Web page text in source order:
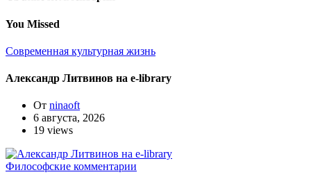
You Missed
Современная культурная жизнь
Александр Литвинов на e-library
От ninaoft
6 августа, 2026
19 views
Философские комментарии